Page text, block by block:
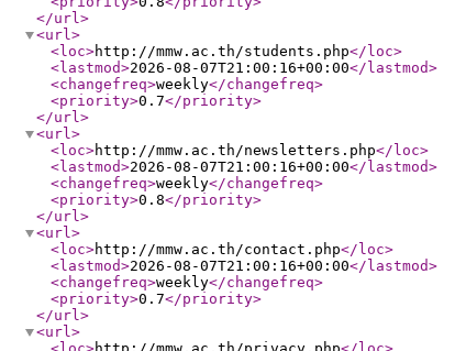
</url>
<url>
<loc>http://mmw.ac.th/students.php</loc>
<lastmod>2026-08-07T21:00:16+00:00</lastmod>
<changefreq>weekly</changefreq>
<priority>0.7</priority>
</url>
<url>
<loc>http://mmw.ac.th/newsletters.php</loc>
<lastmod>2026-08-07T21:00:16+00:00</lastmod>
<changefreq>weekly</changefreq>
<priority>0.8</priority>
</url>
<url>
<loc>http://mmw.ac.th/contact.php</loc>
<lastmod>2026-08-07T21:00:16+00:00</lastmod>
<changefreq>weekly</changefreq>
<priority>0.7</priority>
</url>
<url>